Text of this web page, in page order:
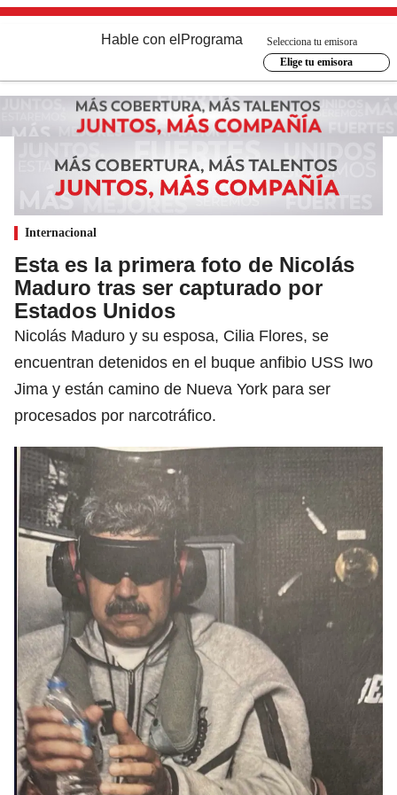
Hable con el Programa
Selecciona tu emisora
Elige tu emisora
Internacional
Esta es la primera foto de Nicolás
Maduro tras ser capturado por
Estados Unidos
Nicolás Maduro y su esposa, Cilia Flores, se
encuentran detenidos en el buque anfibio USS Iwo
Jima y están camino de Nueva York para ser
procesados por narcotráfico.